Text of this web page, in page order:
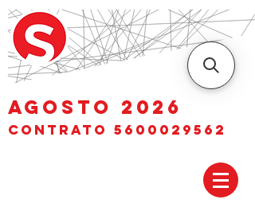
AGOSTO 2026
Contrato 5600029562